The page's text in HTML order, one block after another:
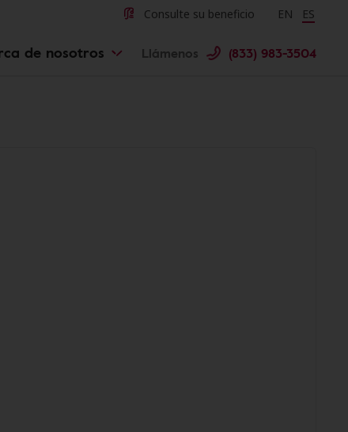
Consulte su beneficio Change
EN ES
de nosotros Llámenos (833) 983-3504